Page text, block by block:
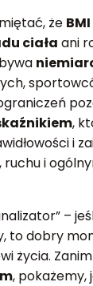
że
ciała ani
,
i
ruchu i
–
to dobry
życia.
, pokażemy,